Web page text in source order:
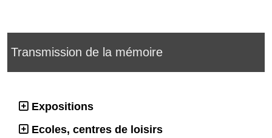
Transmission de la mémoire
Expositions
Ecoles, centres de loisirs